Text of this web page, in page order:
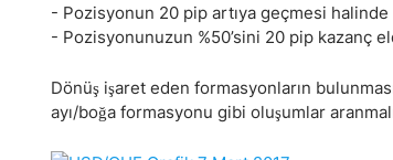
- Pozisyonun 20 pip artıya geçmesi
- Pozisyonunuzun %50’sini 20 pip kazanç
Dönüş işaret eden formasyonların
ayı/boğa formasyonu gibi oluşumlar